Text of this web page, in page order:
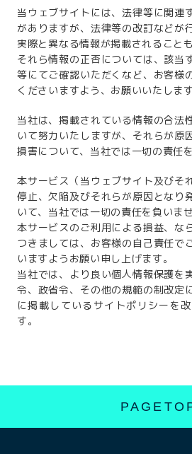
当ウェブサイトには、法律等に関連
がありますが、法律等の改訂などが
実際と異なる情報が掲載されること
それら情報の正否については、該当
等にてご確認いただくなど、お客様
くださいますよう、お願いいたします
当社は、掲載されている情報の合法
いて努力いたしますが、それらが原
損害について、当社では一切の責任
本サービス（当ウェブサイト及びそ
停止、欠陥及びそれらが原因となり
いて、当社では一切の責任を負いませ
本サービスのご利用による損益、な
つきましては、お客様の自己責任で
いますようお願い申し上げます。
当社では、より良い個人情報保護を
令、政省令、その他の規範の制改定
に掲載しているサイトポリシーを
す。